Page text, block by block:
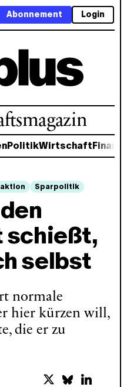
Login
Abonnement
PolitikWirtschaft
Sparpolitik
schießt,
selbst
normale
hier kürzen will,
die er zu